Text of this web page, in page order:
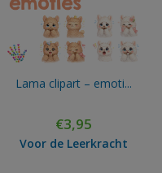
Lama clipart – emoti...
€3,95
Voor de Leerkracht